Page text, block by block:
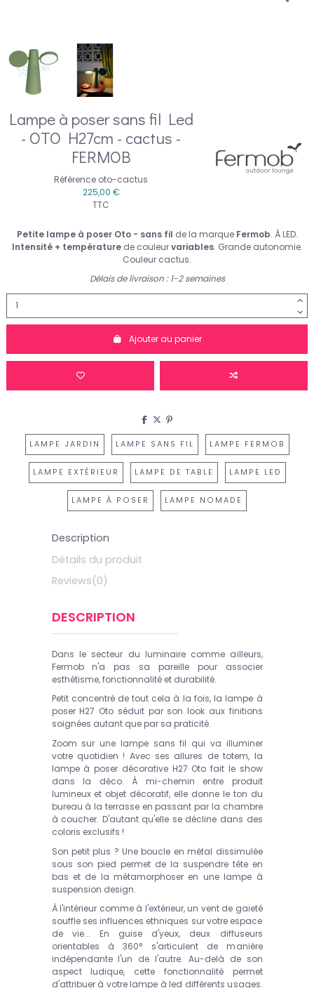
Lampe à poser sans fil Led
- OTO H27cm - cactus -
FERMOB
Référence oto-cactus
225,00 €
TTC
Petite lampe à poser Oto - sans fil de la marque Fermob. À LED.
Intensité + températurede couleurvariables. Grande autonomie.
Couleur cactus.
Délais de livraison : 1-2 semaines
Ajouter au panier
LAMPE JARDIN LAMPE SANS FIL LAMPE FERMOB
LAMPE EXTÉRIEUR LAMPE DE TABLE LAMPE LED
LAMPE À POSER LAMPE NOMADE
Description
Détails du produit
Reviews(0)
DESCRIPTION
Dans le secteur du luminaire comme ailleurs,
Fermob n'a pas sa pareille pour associer
esthétisme, fonctionnalité et durabilité.
Petit concentré de tout cela à la fois, la lampe à
poser H27 Oto séduit par son look aux finitions
soignées autant que par sa praticité.
Zoom sur une lampe sans fil qui va illuminer
votre quotidien ! Avec ses allures de totem, la
lampe à poser décorative H27 Oto fait le show
dans la déco. À mi-chemin entre produit
lumineux et objet décoratif, elle donne le ton du
bureau à la terrasse en passant par la chambre
à coucher. D'autant qu'elle se décline dans des
coloris exclusifs !
Son petit plus ? Une boucle en métal dissimulée
sous son pied permet de la suspendre tête en
bas et de la métamorphoser en une lampe à
suspension design.
À l'intérieur comme à l'extérieur, un vent de gaieté
souffle ses influences ethniques sur votre espace
de vie... En guise d'yeux, deux diffuseurs
orientables à 360° s'articulent de manière
indépendante l'un de l'autre. Au-delà de son
aspect ludique, cette fonctionnalité permet
d'attribuer à votre lampe à led différents usages.